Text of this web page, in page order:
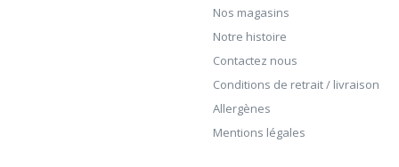
Nos magasins
Notre histoire
Contactez nous
Conditions de retrait / livraison
Allergènes
Mentions légales